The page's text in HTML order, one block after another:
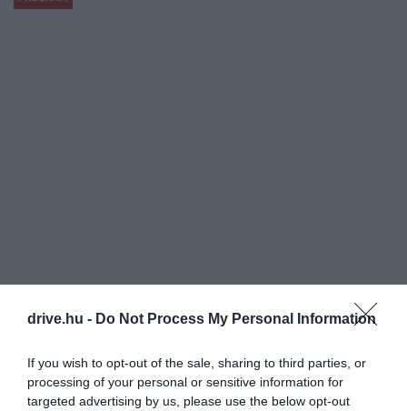
drive.hu - Do Not Process My Personal Information
If you wish to opt-out of the sale, sharing to third parties, or
processing of your personal or sensitive information for
targeted advertising by us, please use the below opt-out